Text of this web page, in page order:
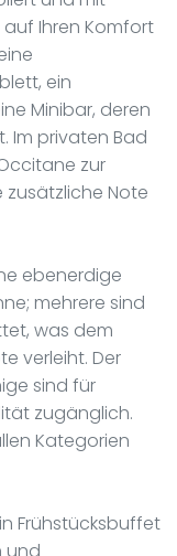
Ihren Komfort
ein
Minibar, deren
Im privaten Bad
zur
Note
ebenerdige
mehrere sind
was dem
verleiht. Der
sind für
zugänglich.
Kategorien
Frühstücksbuffet
und